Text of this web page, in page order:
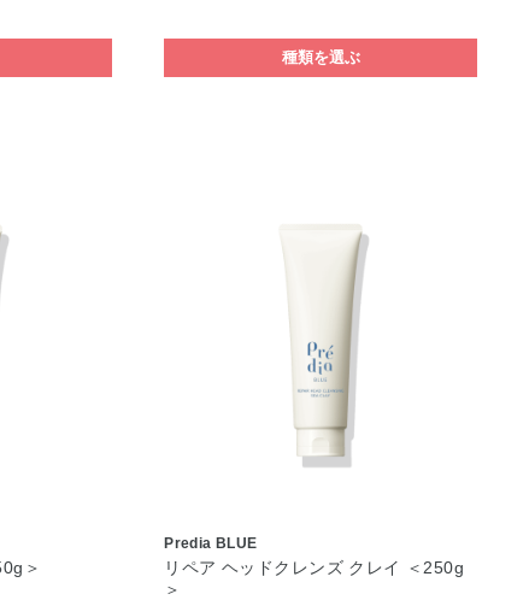
種類を選ぶ
＞
Predia BLUE
リペア ヘッドクレンズ クレイ ＜250g
＞